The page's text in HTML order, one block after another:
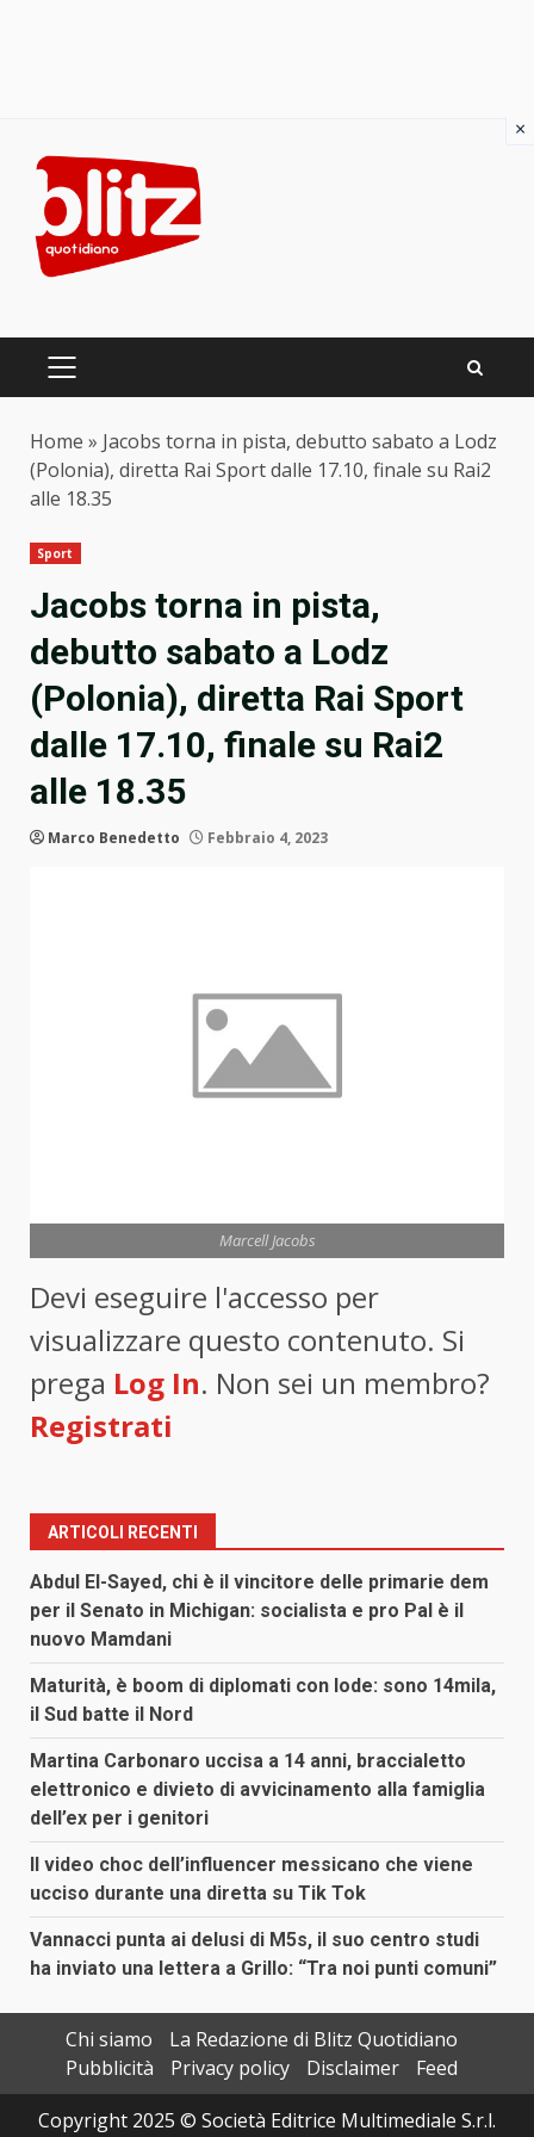
content
PRIMARY
Home » Jacobs torna in pista, debutto sabato a Lodz
(Polonia), diretta Rai Sport dalle 17.10, finale su Rai2
alle 18.35
Sport
Jacobs torna in pista,
debutto sabato a Lodz
(Polonia), diretta Rai Sport
dalle 17.10, finale su Rai2
alle 18.35
Marco Benedetto Febbraio 4, 2023
Marcell Jacobs
Devi eseguire l'accesso per
visualizzare questo contenuto. Si
prega Log In. Non sei un membro?
Registrati
ARTICOLI RECENTI
Abdul El-Sayed, chi è il vincitore delle primarie dem
per il Senato in Michigan: socialista e pro Pal è il
nuovo Mamdani
Maturità, è boom di diplomati con lode: sono 14mila,
il Sud batte il Nord
Martina Carbonaro uccisa a 14 anni, braccialetto
elettronico e divieto di avvicinamento alla famiglia
dell’ex per i genitori
Il video choc dell’influencer messicano che viene
ucciso durante una diretta su Tik Tok
Vannacci punta ai delusi di M5s, il suo centro studi
ha inviato una lettera a Grillo: “Tra noi punti comuni”
Chi siamo
La Redazione di Blitz Quotidiano
Pubblicità
Privacy policy Disclaimer
Feed
Copyright 2025 © Società Editrice Multimediale S.r.l.
×